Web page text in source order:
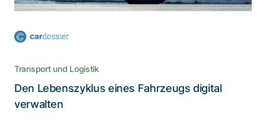
Lesen Sie die Story
Transport und Logistik
Den Lebenszyklus eines Fahrzeugs digital
verwalten